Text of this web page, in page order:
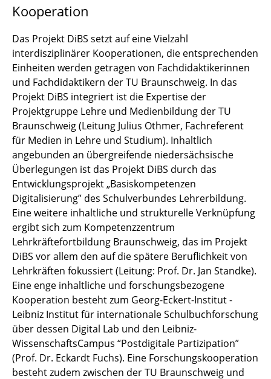
Kooperation
Das Projekt DiBS setzt auf eine Vielzahl
interdisziplinärer Kooperationen, die entsprechenden
Einheiten werden getragen von Fachdidaktikerinnen
und Fachdidaktikern der TU Braunschweig. In das
Projekt DiBS integriert ist die Expertise der
Projektgruppe Lehre und Medienbildung der TU
Braunschweig (Leitung Julius Othmer, Fachreferent
für Medien in Lehre und Studium). Inhaltlich
angebunden an übergreifende niedersächsische
Überlegungen ist das Projekt DiBS durch das
Entwicklungsprojekt „Basiskompetenzen
Digitalisierung” des Schulverbundes Lehrerbildung.
Eine weitere inhaltliche und strukturelle Verknüpfung
ergibt sich zum Kompetenzzentrum
Lehrkräftefortbildung Braunschweig, das im Projekt
DiBS vor allem den auf die spätere Beruflichkeit von
Lehrkräften fokussiert (Leitung: Prof. Dr. Jan Standke).
Eine enge inhaltliche und forschungsbezogene
Kooperation besteht zum Georg-Eckert-Institut -
Leibniz Institut für internationale Schulbuchforschung
über dessen Digital Lab und den Leibniz-
WissenschaftsCampus “Postdigitale Partizipation”
(Prof. Dr. Eckardt Fuchs). Eine Forschungskooperation
besteht zudem zwischen der TU Braunschweig und